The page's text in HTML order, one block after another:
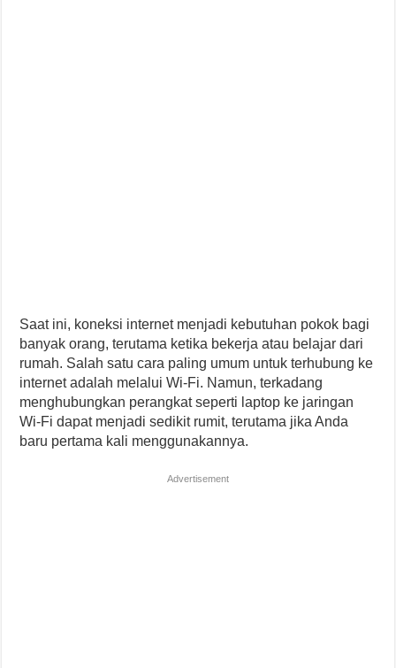
Saat ini, koneksi internet menjadi kebutuhan pokok bagi
banyak orang, terutama ketika bekerja atau belajar dari
rumah. Salah satu cara paling umum untuk terhubung ke
internet adalah melalui Wi-Fi. Namun, terkadang
menghubungkan perangkat seperti laptop ke jaringan
Wi-Fi dapat menjadi sedikit rumit, terutama jika Anda
baru pertama kali menggunakannya.
Advertisement